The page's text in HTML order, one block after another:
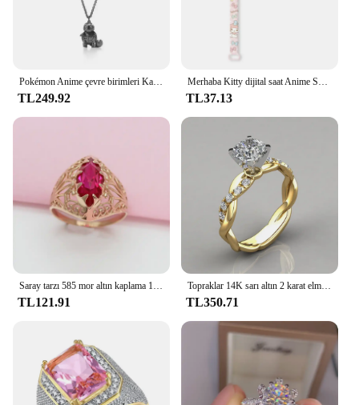
Pokémon Anime çevre birimleri Kawaii Pikachu Charmander Jigglypuff Mewtwo zaman kapsülü serisi plato Relic özgünlük kolye
TL249.92
Merhaba Kitty dijital saat Anime Sanrio melodi öğrenci silikon elektronik LED bileklik çocuklar bulmaca oyuncaklar çocuk doğum günü hediyeleri
TL37.13
Saray tarzı 585 mor altın kaplama 14K gül altın markiz şekli yakut yüzük kadınlar için gösterişli Hollow zarif düğün takısı
TL121.91
Topraklar 14K sarı altın 2 karat elmas yüzük kadınlar için 2021 moda saf takı Bizuteria taş Anillos De alyanslar
TL350.71